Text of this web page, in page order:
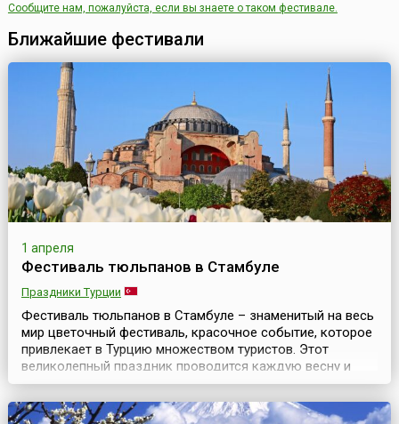
Сообщите нам, пожалуйста, если вы знаете о таком фестивале.
Ближайшие фестивали
1 апреля
Фестиваль тюльпанов в Стамбуле
Праздники Турции
Фестиваль тюльпанов в Стамбуле – знаменитый на весь
мир цветочный фестиваль, красочное событие, которое
привлекает в Турцию множеством туристов. Этот
великолепный праздник проводится каждую весну и
длится примерно месяц. Ежегодно в апреле Стамбул
превращается в цветочный шедевр и становится
тюльпановой столицей мира. Миллионы тюльпанов